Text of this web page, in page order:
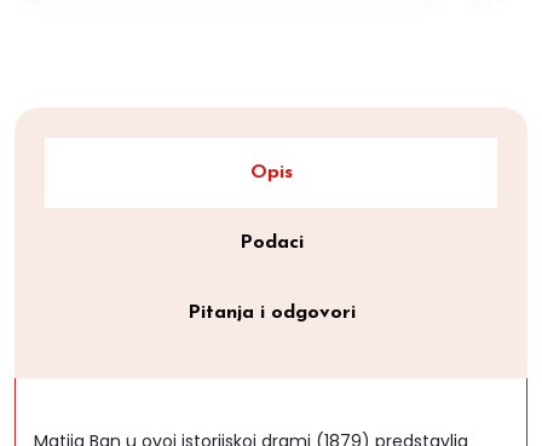
Opis
Podaci
Pitanja i odgovori
Matija Ban u ovoj istorijskoj drami (1879) predstavlja